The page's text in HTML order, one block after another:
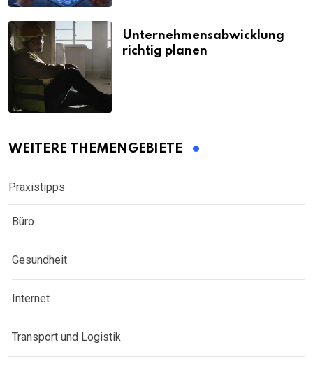
Unternehmensabwicklung
richtig planen
WEITERE THEMENGEBIETE
Praxistipps
Büro
Gesundheit
Internet
Transport und Logistik